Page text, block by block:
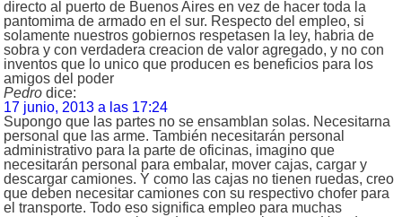
directo al puerto de Buenos Aires en vez de hacer toda la
pantomima de armado en el sur. Respecto del empleo, si
solamente nuestros gobiernos respetasen la ley, habria de
sobra y con verdadera creacion de valor agregado, y no con
inventos que lo unico que producen es beneficios para los
amigos del poder
Pedro dice:
17 junio, 2013 a las 17:24
Supongo que las partes no se ensamblan solas. Necesitarna
personal que las arme. También necesitarán personal
administrativo para la parte de oficinas, imagino que
necesitarán personal para embalar, mover cajas, cargar y
descargar camiones. Y como las cajas no tienen ruedas, creo
que deben necesitar camiones con su respectivo chofer para
el transporte. Todo eso significa empleo para muchas